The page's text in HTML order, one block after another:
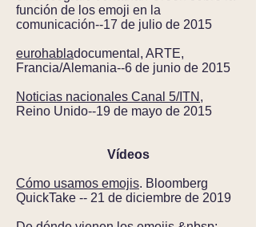
función de los emoji en la
comunicación--17 de julio de 2015
eurohabladocumental, ARTE,
Francia/Alemania--6 de junio de 2015
Noticias nacionales Canal 5/ITN ,
Reino Unido--19 de mayo de 2015
Vídeos
Cómo usamos emojis. Bloomberg
QuickTake -- 21 de diciembre de 2019